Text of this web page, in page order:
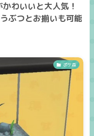
わいいと大人気！
ぶつとお揃いも可能
ポケ森